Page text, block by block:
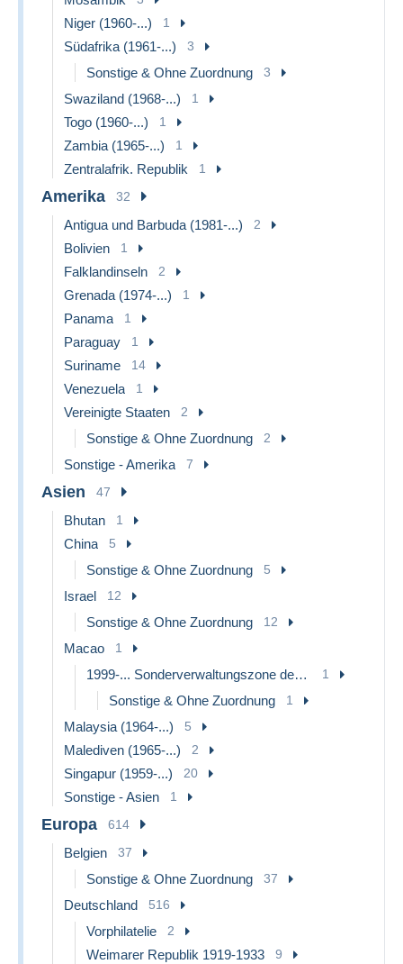
Niger (1960-...) 1
Südafrika (1961-...) 3
Sonstige & Ohne Zuordnung 3
Swaziland (1968-...) 1
Togo (1960-...) 1
Zambia (1965-...) 1
Zentralafrik. Republik 1
Amerika 32
Antigua und Barbuda (1981-...) 2
Bolivien 1
Falklandinseln 2
Grenada (1974-...) 1
Panama 1
Paraguay 1
Suriname 14
Venezuela 1
Vereinigte Staaten 2
Sonstige & Ohne Zuordnung 2
Sonstige - Amerika 7
Asien 47
Bhutan 1
China 5
Sonstige & Ohne Zuordnung 5
Israel 12
Sonstige & Ohne Zuordnung 12
Macao 1
1999-... Sonderverwaltungszone der China 1
Sonstige & Ohne Zuordnung 1
Malaysia (1964-...) 5
Malediven (1965-...) 2
Singapur (1959-...) 20
Sonstige - Asien 1
Europa 614
Belgien 37
Sonstige & Ohne Zuordnung 37
Deutschland 516
Vorphilatelie 2
Weimarer Republik 1919-1933 9